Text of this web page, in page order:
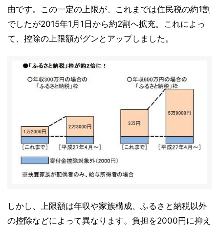
由です。この一定の上限が、これまでは住民税の約1割
でしたが2015年1月1日から約2割へ拡充。これによっ
て、控除の上限額がグンとアップしました。
しかし、上限額は年収や家族構成、ふるさと納税以外
の控除などによって異なります。負担を2000円に抑え